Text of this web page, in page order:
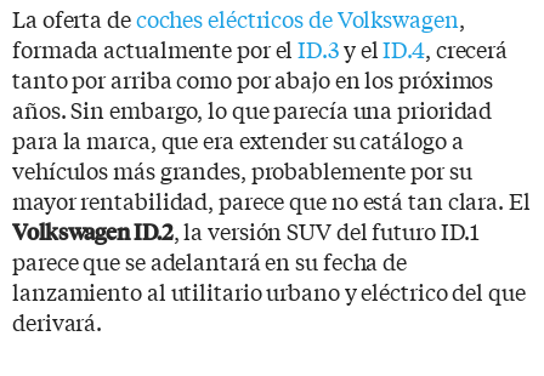
La oferta decoches eléctricos de Volkswagen,
formada actualmente por elID.3y elID.4, crecerá
tanto por arriba como por abajo en los próximos
años. Sin embargo, lo que parecía una prioridad
para la marca, que era extender su catálogo a
vehículos más grandes, probablemente por su
mayor rentabilidad, parece que no está tan clara. El
Volkswagen ID.2, la versión SUV del futuro ID.1
parece que se adelantará en su fecha de
lanzamiento al utilitario urbano y eléctrico del que
derivará.